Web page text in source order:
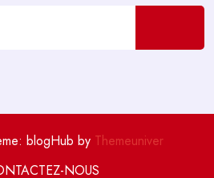
blogHub by Themeuniver
NOUS